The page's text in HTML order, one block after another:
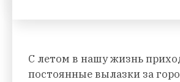
С летом в нашу жизнь
постоянные вылазки за